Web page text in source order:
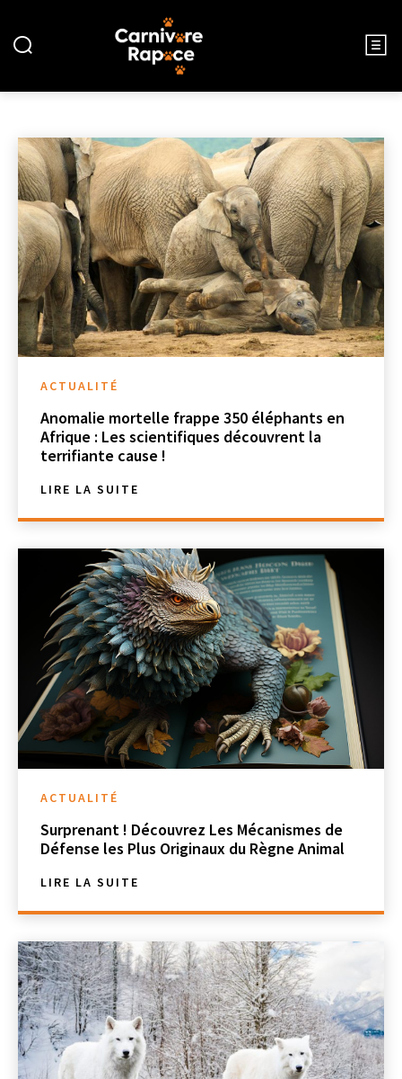
AUTRES
ACTUALITÉ
Anomalie mortelle frappe 350 éléphants en
Afrique : Les scientifiques découvrent la
terrifiante cause !
LIRE LA SUITE
ACTUALITÉ
Surprenant ! Découvrez Les Mécanismes de
Défense les Plus Originaux du Règne Animal
LIRE LA SUITE